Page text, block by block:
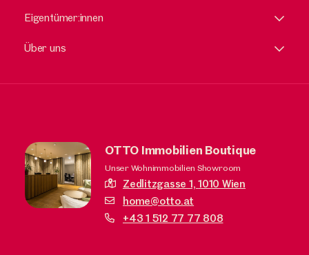
Eigentümer:innen
Über uns
OTTO Immobilien Boutique
Unser Wohnimmobilien Showroom
Zedlitzgasse 1,1010 Wien
home@otto.at
+43 1 512 77 77 808